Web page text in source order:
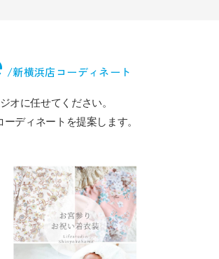
/新横浜店コーディネート
オに任せてください。
ーディネートを提案します。